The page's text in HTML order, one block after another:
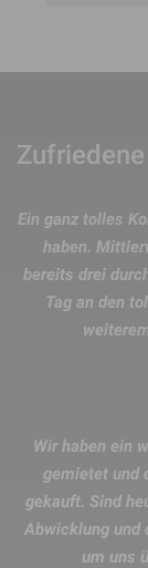
Ein ganz tolles
haben.
bereits drei
Tag an den
Wir haben ein
gemietet und
gekauft. Sind
Abwicklung und
um uns